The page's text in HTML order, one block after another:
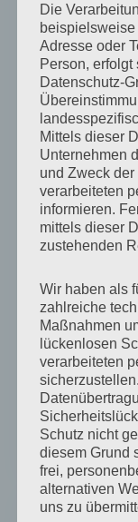
ZVK-
Port-
Enterale
Wickel-
Über
Basale
EKG für
Die
Adresse oder
Person,
Datenschutz-
Mittels dieser
Unternehmen
und Zweck
verarbeiteten
informieren.
mittels dieser
zustehenden
Wir haben als
zahlreiche
Maßnahmen
lückenlosen
verarbeiteten
Schutz nicht
diesem Grund
frei,
alternativen
uns zu